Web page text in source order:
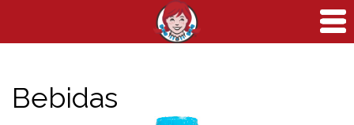
Bebidas